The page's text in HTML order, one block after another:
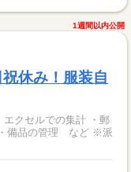
1週間以内公開
休み！服装自
品の管理 など ※派